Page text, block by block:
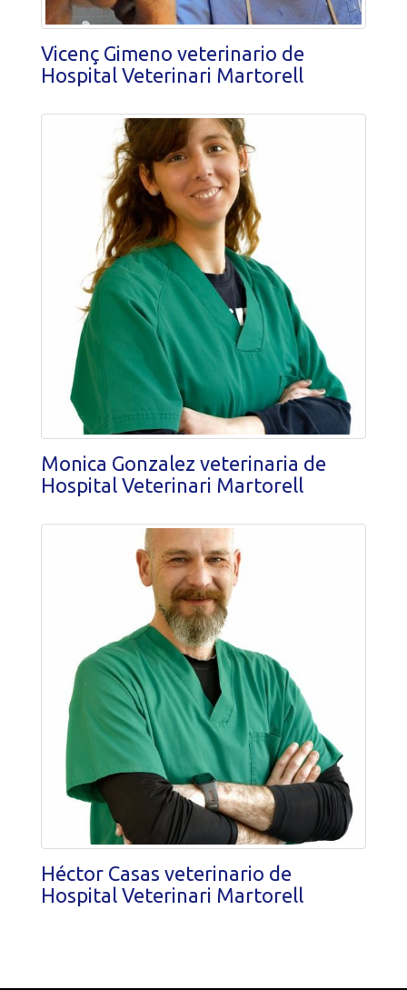
Vicenç Gimeno veterinario de
Hospital Veterinari Martorell
Monica Gonzalez veterinaria de
Hospital Veterinari Martorell
Héctor Casas veterinario de
Hospital Veterinari Martorell